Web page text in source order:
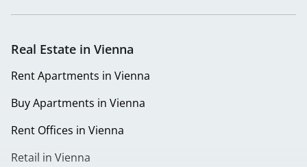
Real Estate in Vienna
Rent Apartments in Vienna
Buy Apartments in Vienna
Rent Offices in Vienna
Retail in Vienna